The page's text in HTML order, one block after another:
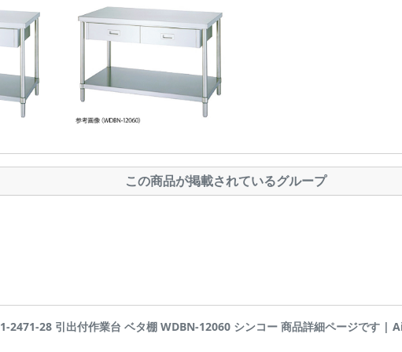
この商品が掲載されているグループ
1-2471-28 引出付作業台 ベタ棚 WDBN-12060 シンコー 商品詳細ページです |